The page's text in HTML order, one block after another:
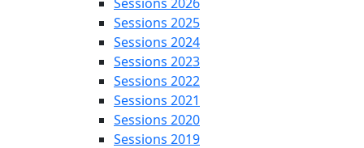
Sessions 2025
Sessions 2024
Sessions 2023
Sessions 2022
Sessions 2021
Sessions 2020
Sessions 2019